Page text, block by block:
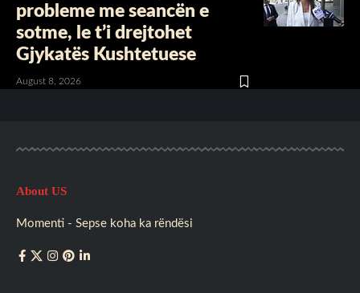
probleme me seancën e
sotme, le t’i drejtohet
Gjykatës Kushtetuese
August 8, 2026
About US
Momenti - Sepse koha ka rëndësi